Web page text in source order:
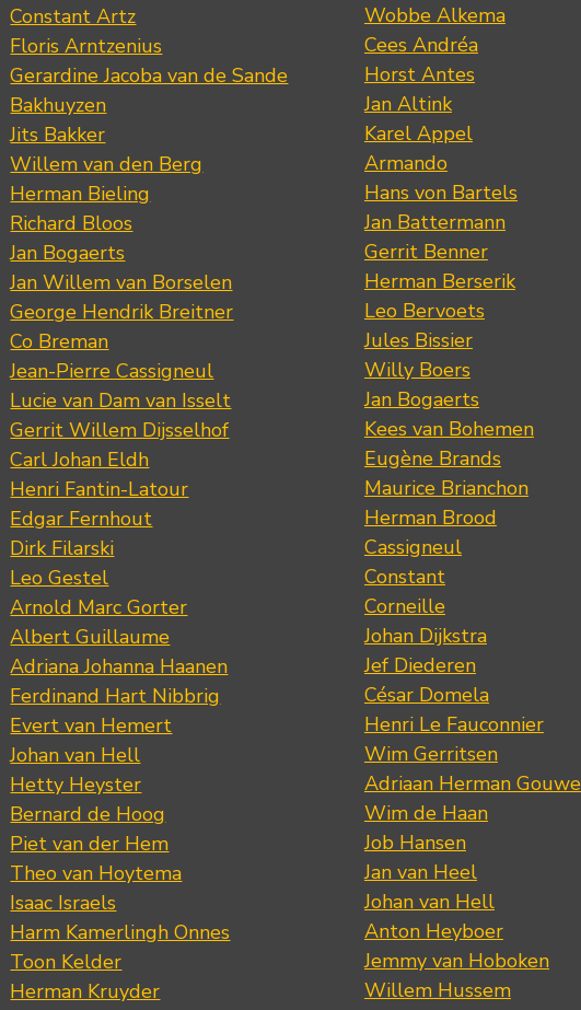
Constant Artz
Floris Arntzenius
Gerardine Jacoba van de Sande
Bakhuyzen
Jits Bakker
Willem van den Berg
Herman Bieling
Richard Bloos
Jan Bogaerts
Jan Willem van Borselen
George Hendrik Breitner
Co Breman
Jean-Pierre Cassigneul
Lucie van Dam van Isselt
Gerrit Willem Dijsselhof
Carl Johan Eldh
Henri Fantin-Latour
Edgar Fernhout
Dirk Filarski
Leo Gestel
Arnold Marc Gorter
Albert Guillaume
Adriana Johanna Haanen
Ferdinand Hart Nibbrig
Evert van Hemert
Johan van Hell
Hetty Heyster
Bernard de Hoog
Piet van der Hem
Theo van Hoytema
Isaac Israels
Harm Kamerlingh Onnes
Toon Kelder
Herman Kruyder
Wobbe Alkema
Cees Andréa
Horst Antes
Jan Altink
Karel Appel
Armando
Hans von Bartels
Jan Battermann
Gerrit Benner
Herman Berserik
Leo Bervoets
Jules Bissier
Willy Boers
Jan Bogaerts
Kees van Bohemen
Eugène Brands
Maurice Brianchon
Herman Brood
Cassigneul
Constant
Corneille
Johan Dijkstra
Jef Diederen
César Domela
Henri Le Fauconnier
Wim Gerritsen
Adriaan Herman Gouwe
Wim de Haan
Job Hansen
Jan van Heel
Johan van Hell
Anton Heyboer
Jemmy van Hoboken
Willem Hussem